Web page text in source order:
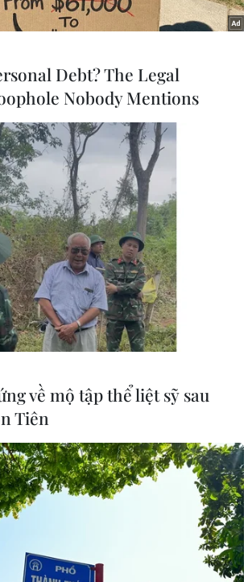
cư ở phía Tây Bắc trung tâm Nairobi
số người đang mất tích.
Debt? The Legal
Nobody Mentions
về mộ tập thể liệt sỹ sau
Tiên